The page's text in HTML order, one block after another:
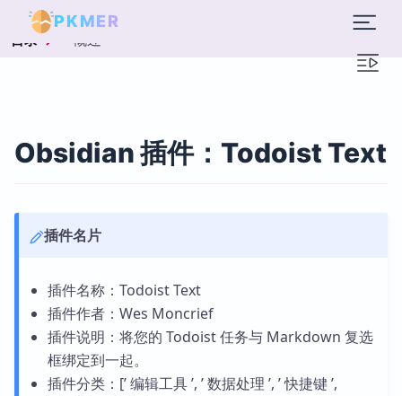
PKMER
目录 概述
Obsidian 插件：Todoist Text
插件名片
插件名称：Todoist Text
插件作者：Wes Moncrief
插件说明：将您的 Todoist 任务与 Markdown 复选
框绑定到一起。
插件分类：[’ 编辑工具 ’, ’ 数据处理 ’, ’ 快捷键 ’,